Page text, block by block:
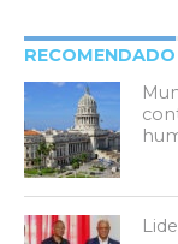
RECOMENDADO